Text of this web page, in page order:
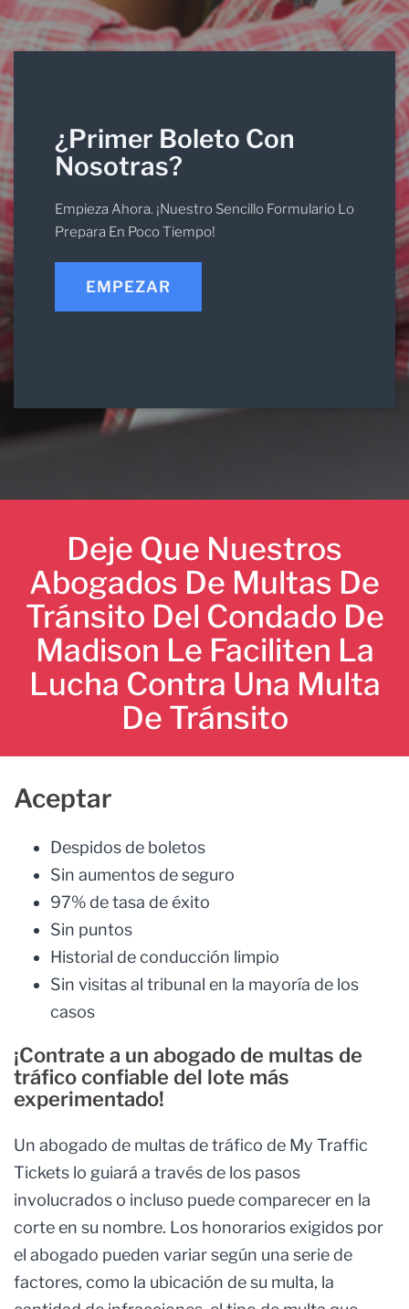
¿Primer Boleto Con
Nosotras?
Empieza Ahora. ¡Nuestro Sencillo Formulario Lo
Prepara En Poco Tiempo!
EMPEZAR
Deje Que Nuestros
Abogados De Multas De
Tránsito Del Condado De
Madison Le Faciliten La
Lucha Contra Una Multa
De Tránsito
Aceptar
Despidos de boletos
Sin aumentos de seguro
97% de tasa de éxito
Sin puntos
Historial de conducción limpio
Sin visitas al tribunal en la mayoría de los
casos
¡Contrate a un abogado de multas de
tráfico confiable del lote más
experimentado!
Un abogado de multas de tráfico de My Traffic
Tickets lo guiará a través de los pasos
involucrados o incluso puede comparecer en la
corte en su nombre. Los honorarios exigidos por
el abogado pueden variar según una serie de
factores, como la ubicación de su multa, la